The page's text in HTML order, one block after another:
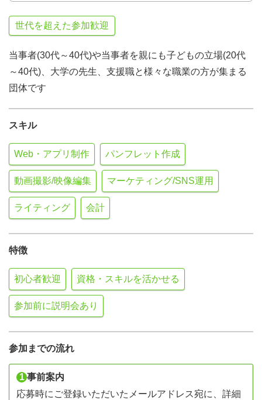
世代を超えた参加歓迎
当事者(30代～40代)や当事者を親にも子どもの立場(20代
～40代)、大学の先生、支援職と様々な職業の方が集まる
団体です
スキル
Web・アプリ制作 パンフレット作成
動画撮影/映像編集 マーケティング/SNS運用
ライティング 会計
特徴
初心者歓迎 資格・スキルを活かせる
参加前に説明会あり
参加までの流れ
1 事前案内
応募時にご登録いただいたメールアドレス宛に、詳細